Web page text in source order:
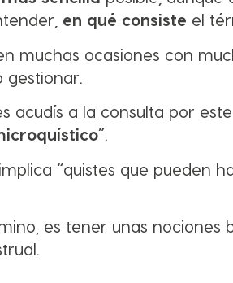
en qué consiste el
muchas ocasiones con
acudís a la consulta por
”.
“quistes que pueden
es tener unas nociones